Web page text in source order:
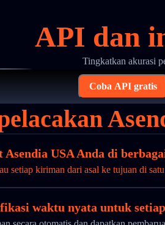
API dan
Tingkatkan akurasi
Coba API gratis
Asendia USA Anda di
setiap kiriman dari asal ke tujuan di
waktu nyata untuk